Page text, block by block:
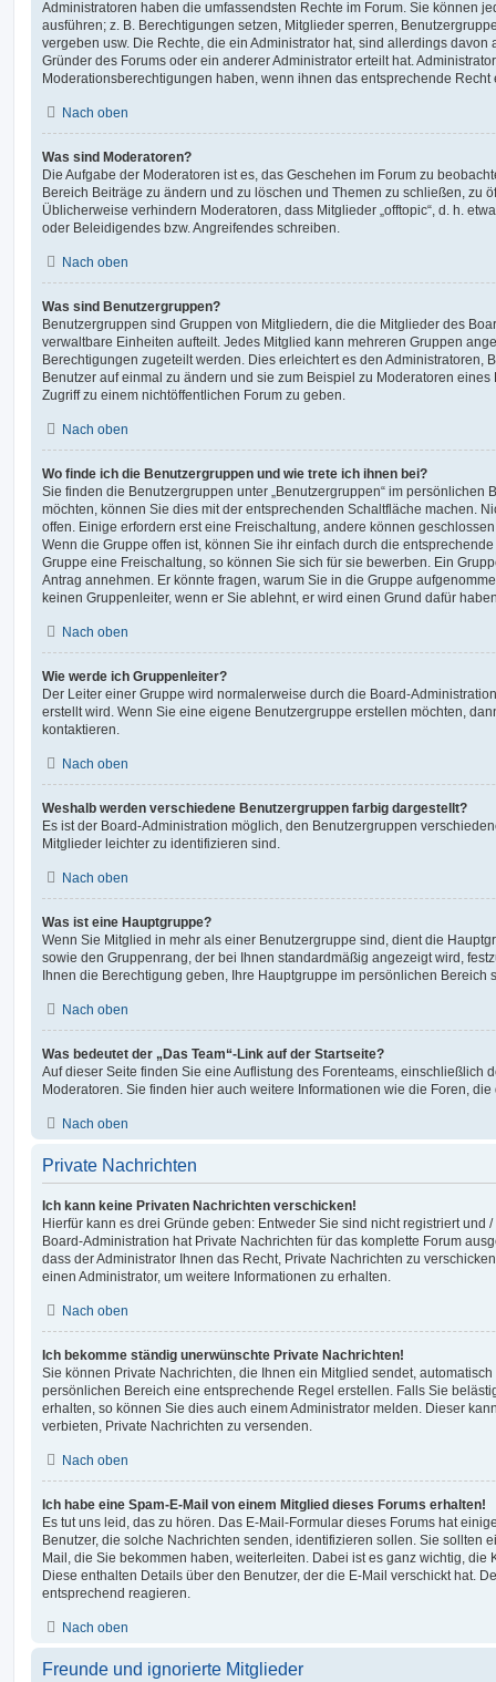
Administratoren haben die umfassendsten Rechte im Forum. Sie können
ausführen; z. B. Berechtigungen setzen, Mitglieder sperren,
vergeben usw. Die Rechte, die ein Administrator hat, sind allerdings
Gründer des Forums oder ein anderer Administrator erteilt hat.
Moderationsberechtigungen haben, wenn ihnen das entsprechende Recht
Nach oben
Was sind Moderatoren?
Die Aufgabe der Moderatoren ist es, das Geschehen im Forum zu
Bereich Beiträge zu ändern und zu löschen und Themen zu schließen, zu
Üblicherweise verhindern Moderatoren, dass Mitglieder „offtopic“, d. h.
oder Beleidigendes bzw. Angreifendes schreiben.
Nach oben
Was sind Benutzergruppen?
Benutzergruppen sind Gruppen von Mitgliedern, die die Mitglieder des
verwaltbare Einheiten aufteilt. Jedes Mitglied kann mehreren Gruppen
Berechtigungen zugeteilt werden. Dies erleichtert es den Administratoren,
Benutzer auf einmal zu ändern und sie zum Beispiel zu Moderatoren
Zugriff zu einem nichtöffentlichen Forum zu geben.
Nach oben
Wo finde ich die Benutzergruppen und wie trete ich ihnen bei?
Sie finden die Benutzergruppen unter „Benutzergruppen“ im persönlichen
möchten, können Sie dies mit der entsprechenden Schaltfläche machen.
offen. Einige erfordern erst eine Freischaltung, andere können
Wenn die Gruppe offen ist, können Sie ihr einfach durch die
Gruppe eine Freischaltung, so können Sie sich für sie bewerben. Ein
Antrag annehmen. Er könnte fragen, warum Sie in die Gruppe
keinen Gruppenleiter, wenn er Sie ablehnt, er wird einen Grund dafür
Nach oben
Wie werde ich Gruppenleiter?
Der Leiter einer Gruppe wird normalerweise durch die Board-
erstellt wird. Wenn Sie eine eigene Benutzergruppe erstellen möchten,
kontaktieren.
Nach oben
Weshalb werden verschiedene Benutzergruppen farbig dargestellt?
Es ist der Board-Administration möglich, den Benutzergruppen
Mitglieder leichter zu identifizieren sind.
Nach oben
Was ist eine Hauptgruppe?
Wenn Sie Mitglied in mehr als einer Benutzergruppe sind, dient die
sowie den Gruppenrang, der bei Ihnen standardmäßig angezeigt wird,
Ihnen die Berechtigung geben, Ihre Hauptgruppe im persönlichen Bereich
Nach oben
Was bedeutet der „Das Team“-Link auf der Startseite?
Auf dieser Seite finden Sie eine Auflistung des Forenteams, einschließlich
Moderatoren. Sie finden hier auch weitere Informationen wie die Foren,
Nach oben
Private Nachrichten
Ich kann keine Privaten Nachrichten verschicken!
Hierfür kann es drei Gründe geben: Entweder Sie sind nicht registriert und
Board-Administration hat Private Nachrichten für das komplette Forum
dass der Administrator Ihnen das Recht, Private Nachrichten zu
einen Administrator, um weitere Informationen zu erhalten.
Nach oben
Ich bekomme ständig unerwünschte Private Nachrichten!
Sie können Private Nachrichten, die Ihnen ein Mitglied sendet,
persönlichen Bereich eine entsprechende Regel erstellen. Falls Sie
erhalten, so können Sie dies auch einem Administrator melden. Dieser
verbieten, Private Nachrichten zu versenden.
Nach oben
Ich habe eine Spam-E-Mail von einem Mitglied dieses Forums erhalten!
Es tut uns leid, das zu hören. Das E-Mail-Formular dieses Forums hat
Benutzer, die solche Nachrichten senden, identifizieren sollen. Sie sollten
Mail, die Sie bekommen haben, weiterleiten. Dabei ist es ganz wichtig, die
Diese enthalten Details über den Benutzer, der die E-Mail verschickt hat.
entsprechend reagieren.
Nach oben
Freunde und ignorierte Mitglieder